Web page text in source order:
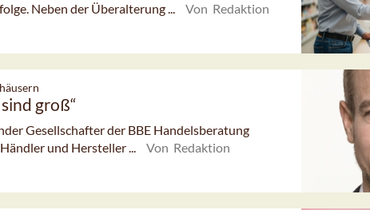
Neben der Überalterung ...
Von Redaktion
groß“
Gesellschafter der BBE Handelsberatung
und Hersteller ...
Von Redaktion